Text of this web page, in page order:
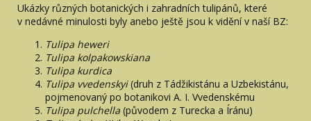
Ukázky různých botanických i zahradních tulipánů, které
v nedávné minulosti byly anebo ještě jsou k vidění v naší BZ:
Tulipa heweri
Tulipa kolpakowskiana
Tulipa kurdica
Tulipa vvedenskyi(druh z Tádžikistánu a Uzbekistánu,
pojmenovaný po botanikovi A. I. Vvedenskému
Tulipa pulchella (původem z Turecka a Íránu)